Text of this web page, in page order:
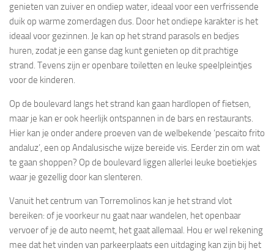
genieten van zuiver en ondiep water, ideaal voor een verfrissende
duik op warme zomerdagen dus. Door het ondiepe karakter is het
ideaal voor gezinnen. Je kan op het strand parasols en bedjes
huren, zodat je een ganse dag kunt genieten op dit prachtige
strand. Tevens zijn er openbare toiletten en leuke speelpleintjes
voor de kinderen.
Op de boulevard langs het strand kan gaan hardlopen of fietsen,
maar je kan er ook heerlijk ontspannen in de bars en restaurants.
Hier kan je onder andere proeven van de welbekende ‘pescaito frito
andaluz’, een op Andalusische wijze bereide vis. Eerder zin om wat
te gaan shoppen? Op de boulevard liggen allerlei leuke boetiekjes
waar je gezellig door kan slenteren.
Vanuit het centrum van Torremolinos kan je het strand vlot
bereiken: of je voorkeur nu gaat naar wandelen, het openbaar
vervoer of je de auto neemt, het gaat allemaal. Hou er wel rekening
mee dat het vinden van parkeerplaats een uitdaging kan zijn bij het